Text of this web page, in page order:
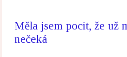
Měla jsem pocit, že už
nečeká